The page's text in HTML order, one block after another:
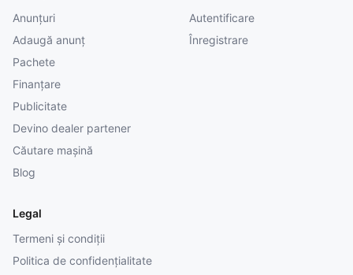
Anunțuri
Adaugă anunț
Pachete
Finanțare
Publicitate
Devino dealer partener
Căutare mașină
Blog
Autentificare
Înregistrare
Legal
Termeni și condiții
Politica de confidențialitate